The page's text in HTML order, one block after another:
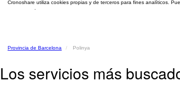
Cronoshare utiliza cookies propias y de terceros para fines analíticos.
Provincia de Barcelona Polinya
Los servicios más